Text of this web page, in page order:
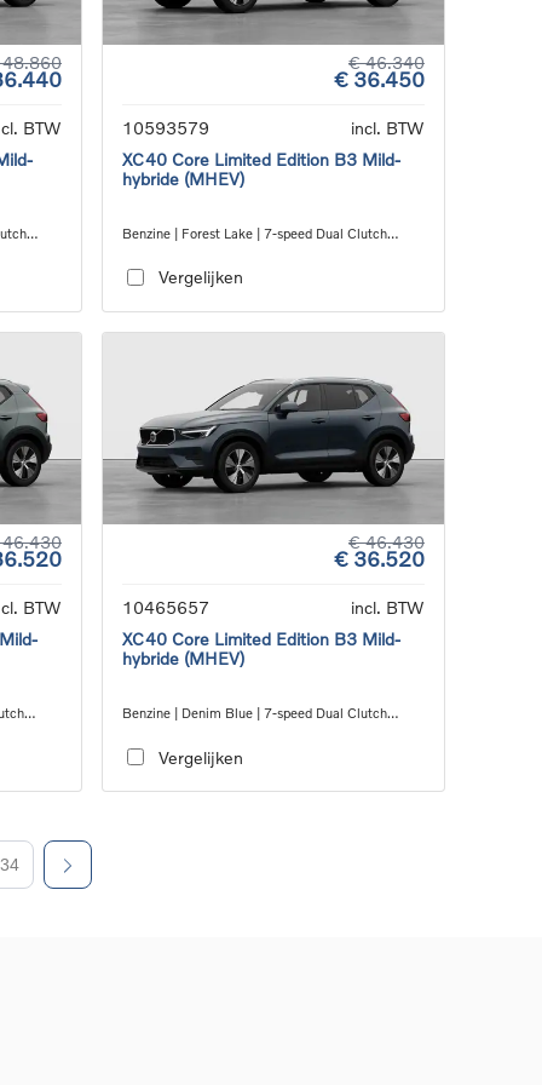
BTW
€ 46.340
€ 36.450
10593579
incl. BTW
XC40 Core Limited Edition B3 Mild-
hybride (MHEV)
Benzine | Forest Lake | 7-speed Dual Clutch
Vergelijken
BTW
€ 46.430
€ 36.520
10465657
incl. BTW
XC40 Core Limited Edition B3 Mild-
hybride (MHEV)
Benzine | Denim Blue | 7-speed Dual Clutch
Vergelijken
34